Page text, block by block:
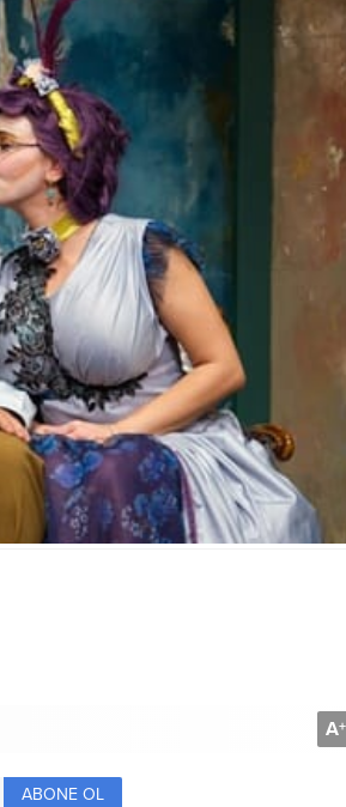
A+
ABONE OL